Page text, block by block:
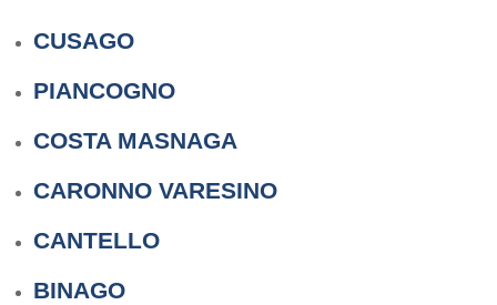
CUSAGO
PIANCOGNO
COSTA MASNAGA
CARONNO VARESINO
CANTELLO
BINAGO